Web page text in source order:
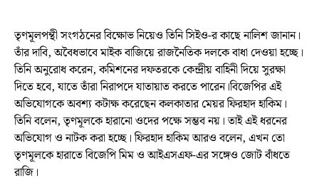
তৃণমূলপন্থী সংগঠনের বিক্ষোভ নিয়েও তিনি সিইও-র কাছে নালিশ জানান।
তাঁর দাবি, অবৈধভাবে মাইক বাজিয়ে রাজনৈতিক দলকে বাধা দেওয়া হচ্ছে।
তিনি অনুরোধ করেন, কমিশনের দফতরকে কেন্দ্রীয় বাহিনী দিয়ে সুরক্ষা
দিতে হবে, যাতে তাঁরা নিরাপদে যাতায়াত করতে পারেন।বিজেপির এই
অভিযোগকে অবশ্য কটাক্ষ করেছেন কলকাতার মেয়র ফিরহাদ হাকিম।
তিনি বলেন, তৃণমূলকে হারানো ওদের পক্ষে সম্ভব নয়। তাই এই ধরনের
অভিযোগ ও নাটক করা হচ্ছে। ফিরহাদ হাকিম আরও বলেন, এখন তো
তৃণমূলকে হারাতে বিজেপি মিম ও আইএসএফ-এর সঙ্গেও জোট বাঁধতে
রাজি।